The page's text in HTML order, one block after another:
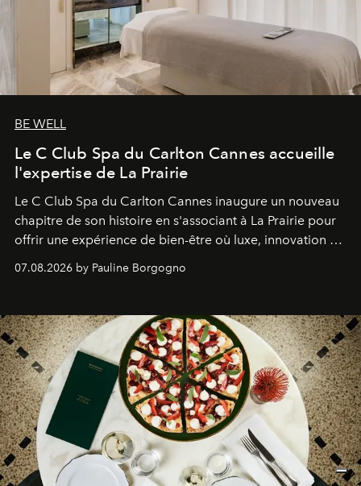
BE WELL
Le C Club Spa du Carlton Cannes accueille
l'expertise de La Prairie
Le C Club Spa du Carlton Cannes inaugure un nouveau
chapitre de son histoire en s'associant à La Prairie pour
offrir une expérience de bien-être où luxe, innovation et
07.08.2026 by Pauline Borgogno